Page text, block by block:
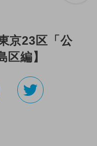
京23区「公
区編】